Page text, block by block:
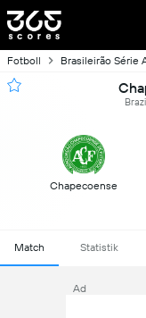
Fotboll Brasileirão Série
Chapecoense
Match Statistik
Ad